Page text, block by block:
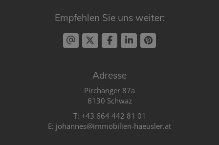
Empfehlen Sie uns weiter:
Adresse
Pirchanger 87a
6130 Schwaz
T: +43 664 442 81 01
E: johannes@immobilien-haeusler.at